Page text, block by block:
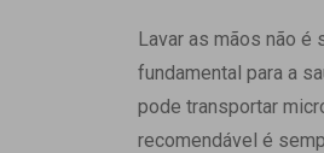
Lavar as mãos não é
fundamental para a
pode transportar
recomendável é